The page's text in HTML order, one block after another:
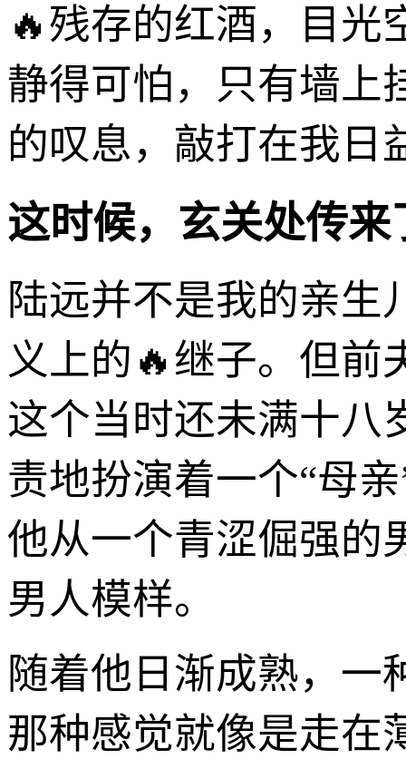
🔥残存的红酒，目光
静得可怕，只有墙上
的叹息，敲打在我日
这时候，玄关处传
陆远并不是我的亲生
义上的🔥继子。但前
这个当时还未满十八
责地扮演着一个“母
他从一个青涩倔强的
男人模样。
随着他日渐成熟，一
那种感觉就像是走在